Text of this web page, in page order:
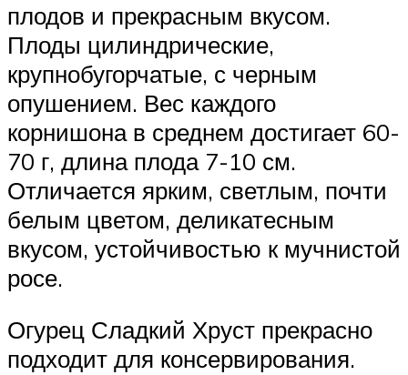
плодов и прекрасным вкусом.
Плоды цилиндрические,
крупнобугорчатые, с черным
опушением. Вес каждого
корнишона в среднем достигает 60-
70 г, длина плода 7-10 см.
Отличается ярким, светлым, почти
белым цветом, деликатесным
вкусом, устойчивостью к мучнистой
росе.
Огурец Сладкий Хруст прекрасно
подходит для консервирования.